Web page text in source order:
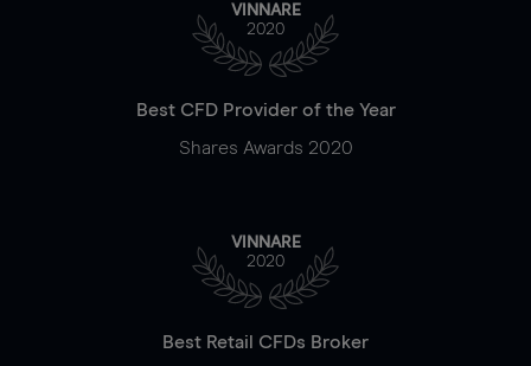
VINNARE
2020
Best CFD Provider of the Year
Shares Awards 2020
VINNARE
2020
Best Retail CFDs Broker